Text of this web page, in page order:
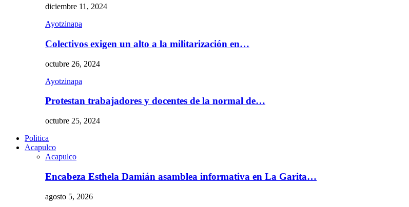
diciembre 11, 2024
Ayotzinapa
Colectivos exigen un alto a la militarización en…
octubre 26, 2024
Ayotzinapa
Protestan trabajadores y docentes de la normal de…
octubre 25, 2024
Politica
Acapulco
Acapulco
Encabeza Esthela Damián asamblea informativa en La Garita…
agosto 5, 2026